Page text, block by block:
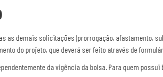
as demais solicitações (prorrogação, afastamento,
do projeto, que deverá ser feito através de
da vigência da bolsa. Para quem